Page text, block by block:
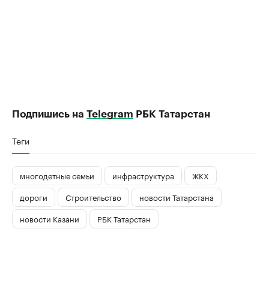
Подпишись на Telegram РБК Татарстан
Теги
многодетные семьи инфраструктура
ЖКХ
дороги
Строительство
новости Татарстана
новости Казани
РБК Татарстан